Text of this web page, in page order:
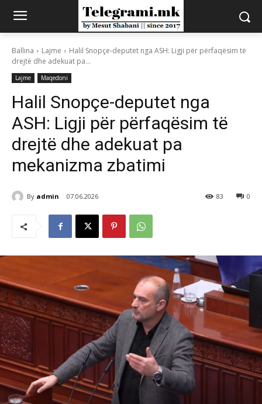
Ballina Lajme
Halil Snopçe-deputet nga ASH: Ligji për përfaqësim të
drejtë dhe adekuat pa...
Lajme Maqedoni
Halil Snopçe-deputet nga
ASH: Ligji për përfaqësim të
drejtë dhe adekuat pa
mekanizma zbatimi
By admin 07.06.2026 0
83